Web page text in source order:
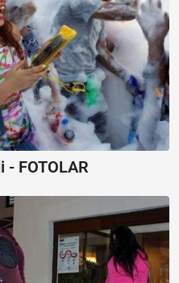
FOTOLAR